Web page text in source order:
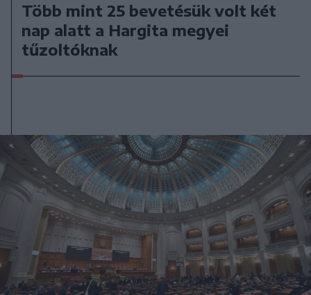
Több mint 25 bevetésük volt két
nap alatt a Hargita megyei
tűzoltóknak